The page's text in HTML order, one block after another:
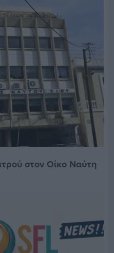
στον Οίκο Ναύτη